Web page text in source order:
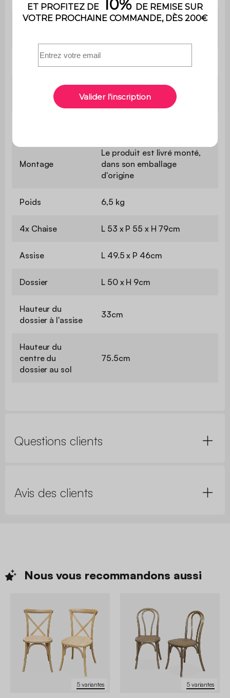
Poids max.
Utilisation
usage domestique
uniquement
Montage
Le produit est livré monté,
dans son emballage
d'origine
Poids 6,5 kg
4x Chaise L 53 x P 55 x H 79cm
Assise L 49.5 x P 46cm
Dossier L 50 x H 9cm
Hauteur du
dossier à l'assise
33cm
Hauteur du
centre du
dossier au sol
75.5cm
Questions clients
Avis des clients
Nous vous recommandons aussi
5 variantes 5 variantes